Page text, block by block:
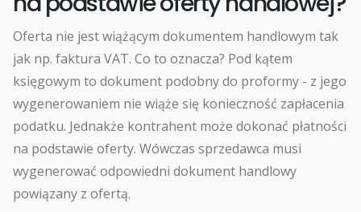
Oferta nie jest wiążącym dokumentem handlowym tak
jak np. faktura VAT. Co to oznacza? Pod kątem
księgowym to dokument podobny do proformy - z jego
wygenerowaniem nie wiąże się konieczność zapłacenia
podatku. Jednakże kontrahent może dokonać płatności
na podstawie oferty. Wówczas sprzedawca musi
wygenerować odpowiedni dokument handlowy
powiązany z ofertą.